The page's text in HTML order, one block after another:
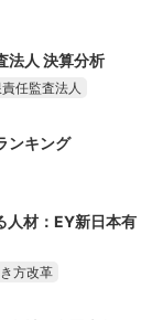
法人 決算分析
任監査法人
ンキング
人材：EY新日本有
方改革